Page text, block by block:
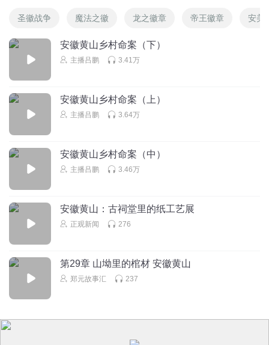
圣徽战争 魔法之徽 龙之徽章 帝王徽章 安美
安徽黄山乡村命案（下）
主播吕鹏 3.41万
安徽黄山乡村命案（上）
主播吕鹏 3.64万
安徽黄山乡村命案（中）
主播吕鹏 3.46万
安徽黄山：古祠堂里的纸工艺展
正观新闻 276
第29章 山坳里的棺材 安徽黄山
郑元故事汇 237